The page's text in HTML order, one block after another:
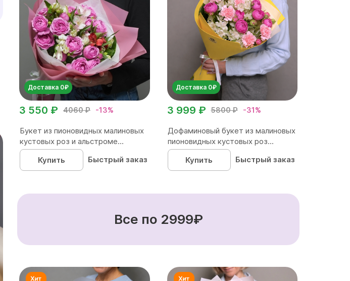
Доставка 0₽
4060 ₽ -13%
3 550 ₽
Букет из пионовидных малиновых
кустовых роз и альстроме...
Купить
Быстрый заказ
Доставка 0₽
5800 ₽ -31%
3 999 ₽
Дофаминовый букет из малиновых
пионовидных кустовых роз...
Купить
Быстрый заказ
Все по 2999₽